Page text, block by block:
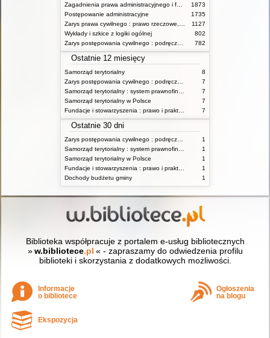
1873
Postępowanie administracyjne
1735
1127
Wykłady i szkice z logiki ogólnej
802
782
Ostatnie 12 miesięcy
Samorząd terytorialny
8
7
7
Samorząd terytorialny w Polsce
7
7
Ostatnie 30 dni
1
1
Samorząd terytorialny w Polsce
1
1
Dochody budżetu gminy
1
Biblioteka współpracuje z portalem e-usług bibliotecznych
» w.bibliotece.pl « - zapraszamy do odwiedzenia profilu
biblioteki i skorzystania z dodatkowych możliwości.
Informacje
o bibliotece
Ogłoszenia
na blogu
Ekspozycja